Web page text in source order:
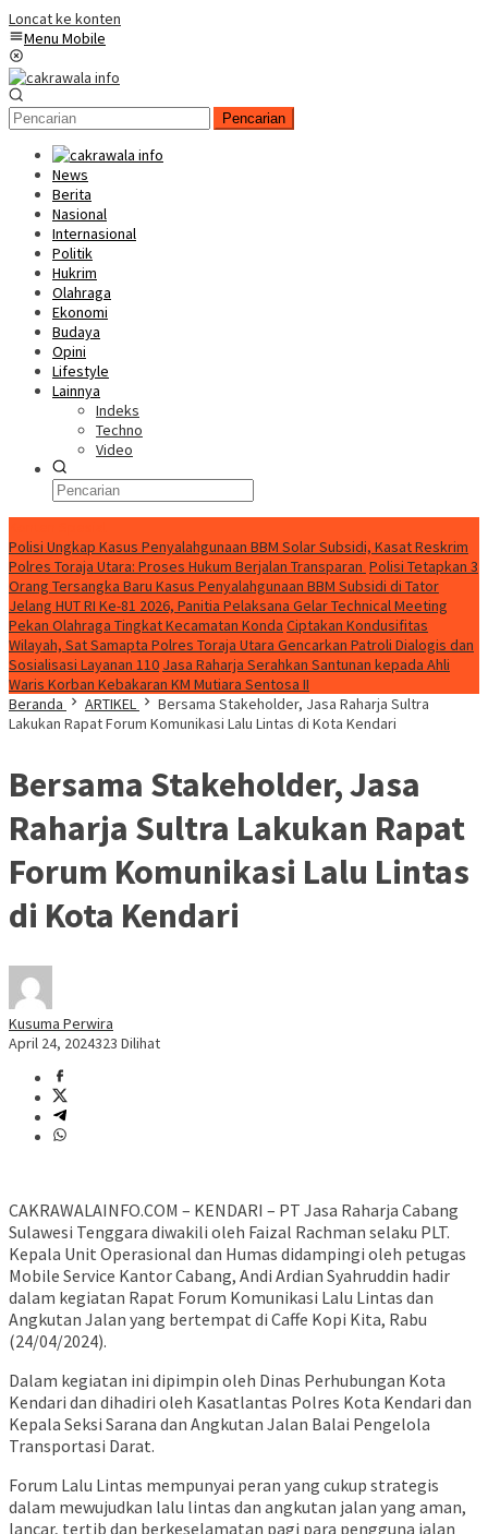
Loncat ke konten
Menu Mobile
Pencarian
News
Berita
Nasional
Internasional
Politik
Hukrim
Olahraga
Ekonomi
Budaya
Opini
Lifestyle
Lainnya
Indeks
Techno
Video
Polisi Ungkap Kasus Penyalahgunaan BBM Solar Subsidi, Kasat Reskrim
Polres Toraja Utara: Proses Hukum Berjalan Transparan Polisi Tetapkan 3
Orang Tersangka Baru Kasus Penyalahgunaan BBM Subsidi di Tator
Jelang HUT RI Ke-81 2026, Panitia Pelaksana Gelar Technical Meeting
Pekan Olahraga Tingkat Kecamatan Konda Ciptakan Kondusifitas
Wilayah, Sat Samapta Polres Toraja Utara Gencarkan Patroli Dialogis dan
Sosialisasi Layanan 110 Jasa Raharja Serahkan Santunan kepada Ahli
Waris Korban Kebakaran KM Mutiara Sentosa II
Beranda
ARTIKEL
Bersama Stakeholder, Jasa Raharja Sultra
Lakukan Rapat Forum Komunikasi Lalu Lintas di Kota Kendari
Bersama Stakeholder, Jasa
Raharja Sultra Lakukan Rapat
Forum Komunikasi Lalu Lintas
di Kota Kendari
Kusuma Perwira
April 24, 2024323 Dilihat
CAKRAWALAINFO.COM – KENDARI – PT Jasa Raharja Cabang
Sulawesi Tenggara diwakili oleh Faizal Rachman selaku PLT.
Kepala Unit Operasional dan Humas didampingi oleh petugas
Mobile Service Kantor Cabang, Andi Ardian Syahruddin hadir
dalam kegiatan Rapat Forum Komunikasi Lalu Lintas dan
Angkutan Jalan yang bertempat di Caffe Kopi Kita, Rabu
(24/04/2024).
Dalam kegiatan ini dipimpin oleh Dinas Perhubungan Kota
Kendari dan dihadiri oleh Kasatlantas Polres Kota Kendari dan
Kepala Seksi Sarana dan Angkutan Jalan Balai Pengelola
Transportasi Darat.
Forum Lalu Lintas mempunyai peran yang cukup strategis
dalam mewujudkan lalu lintas dan angkutan jalan yang aman,
lancar, tertib dan berkeselamatan pagi para pengguna jalan